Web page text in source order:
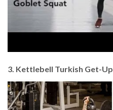
3. Kettlebell Turkish Get-Up